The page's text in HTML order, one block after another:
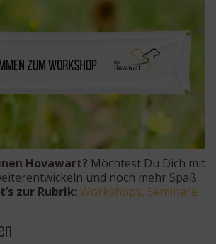
Hovawart? Möchtest Du Dich mit
und noch mehr Spaß
zur Rubrik:Workshops, Seminare